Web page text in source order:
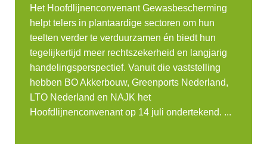
Het Hoofdlijnenconvenant Gewasbescherming
helpt telers in plantaardige sectoren om hun
teelten verder te verduurzamen én biedt hun
tegelijkertijd meer rechtszekerheid en langjarig
handelingsperspectief. Vanuit die vaststelling
hebben BO Akkerbouw, Greenports Nederland,
LTO Nederland en NAJK het
Hoofdlijnenconvenant op 14 juli ondertekend. ...